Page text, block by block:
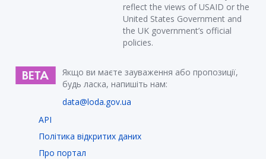
reflect the views of USAID or the
United States Government and
the UK government’s official
policies.
Якщо ви маєте зауваження або пропозиції,
будь ласка, напишіть нам:
data@loda.gov.ua
API
Політика відкритих даних
Про портал